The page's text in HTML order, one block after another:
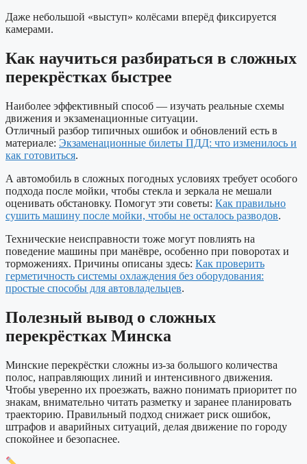
Даже небольшой «выступ» колёсами вперёд фиксируется
камерами.
Как научиться разбираться в сложных
перекрёстках быстрее
Наиболее эффективный способ — изучать реальные схемы
движения и экзаменационные ситуации.
Отличный разбор типичных ошибок и обновлений есть в
материале: Экзаменационные билеты ПДД: что изменилось и
как готовиться.
А автомобиль в сложных погодных условиях требует особого
подхода после мойки, чтобы стекла и зеркала не мешали
оценивать обстановку. Помогут эти советы: Как правильно
сушить машину после мойки, чтобы не осталось разводов.
Технические неисправности тоже могут повлиять на
поведение машины при манёвре, особенно при поворотах и
торможениях. Причины описаны здесь: Как проверить
герметичность системы охлаждения без оборудования:
простые способы для автовладельцев.
Полезный вывод о сложных
перекрёстках Минска
Минские перекрёстки сложны из-за большого количества
полос, направляющих линий и интенсивного движения.
Чтобы уверенно их проезжать, важно понимать приоритет по
знакам, внимательно читать разметку и заранее планировать
траекторию. Правильный подход снижает риск ошибок,
штрафов и аварийных ситуаций, делая движение по городу
спокойнее и безопаснее.